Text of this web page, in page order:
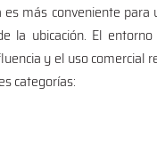
es más conveniente para
la ubicación. El
y el uso comercial
categorías: